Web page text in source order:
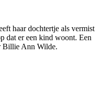
haar dochtertje als vermist
dat er een kind woont. Een
Billie Ann Wilde.